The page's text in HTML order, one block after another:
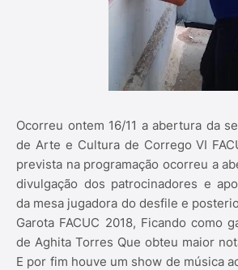
Ocorreu ontem 16/11 a abertura da
de Arte e Cultura de Corrego VI
prevista na programação ocorreu a
divulgação dos patrocinadores e
da mesa jugadora do desfile e
Garota FACUC 2018, Ficando como
de Aghita Torres Que obteu maior
E por fim houve um show de música